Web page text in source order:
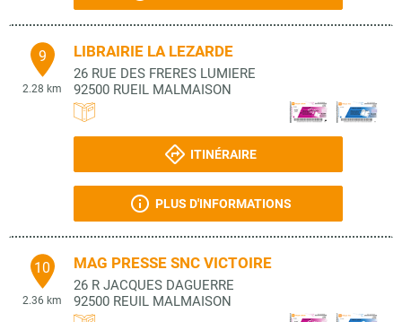
9
2.28 km
LIBRAIRIE LA LEZARDE
26 RUE DES FRERES LUMIERE
92500 RUEIL MALMAISON
ITINÉRAIRE
PLUS D'INFORMATIONS
10
2.36 km
MAG PRESSE SNC VICTOIRE
26 R JACQUES DAGUERRE
92500 REUIL MALMAISON